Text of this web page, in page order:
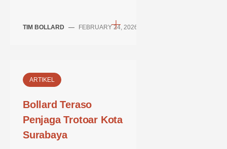
TIM BOLLARD — FEBRUARY 24, 2026
ARTIKEL
Bollard Teraso
Penjaga Trotoar Kota
Surabaya